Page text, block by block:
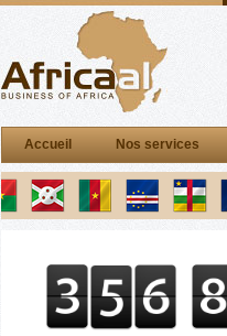
Accueil Nos services